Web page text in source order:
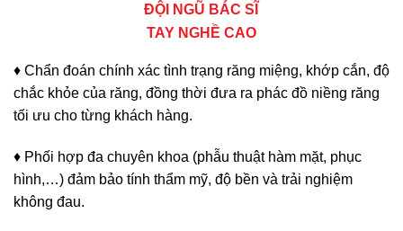
ĐỘI NGŨ BÁC SĨ
TAY NGHỀ CAO
♦ Chẩn đoán chính xác tình trạng răng miệng, khớp cắn, độ
chắc khỏe của răng, đồng thời đưa ra phác đồ niềng răng
tối ưu cho từng khách hàng.
♦ Phối hợp đa chuyên khoa (phẫu thuật hàm mặt, phục
hình,…) đảm bảo tính thẩm mỹ, độ bền và trải nghiệm
không đau.